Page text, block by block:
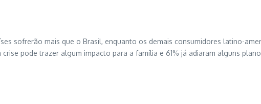
sofrerão mais que o Brasil, enquanto os demais consumidores latino-
pode trazer algum impacto para a família e 61% já adiaram alguns